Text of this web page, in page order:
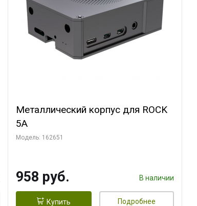
Металлический корпус для ROCK
5A
Модель: 162651
958 руб. В наличии
Купить Подробнее